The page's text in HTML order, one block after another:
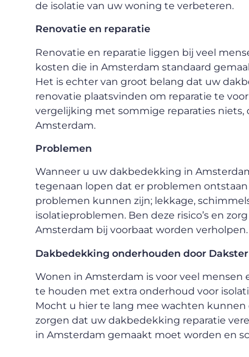
de isolatie van uw woning te verbeteren.
Renovatie en reparatie
Renovatie en reparatie liggen bij veel
kosten die in Amsterdam standaard
Het is echter van groot belang dat uw
renovatie plaatsvinden om reparatie te
vergelijking met sommige reparaties
Amsterdam.
Problemen
Wanneer u uw dakbedekking in
tegenaan lopen dat er problemen
problemen kunnen zijn; lekkage,
isolatieproblemen. Ben deze risico’s en
Amsterdam bij voorbaat worden verholpen.
Dakbedekking onderhouden door Dakster
Wonen in Amsterdam is voor veel mensen
te houden met extra onderhoud voor
Mocht u hier te lang mee wachten
zorgen dat uw dakbedekking reparatie
in Amsterdam gemaakt moet worden en